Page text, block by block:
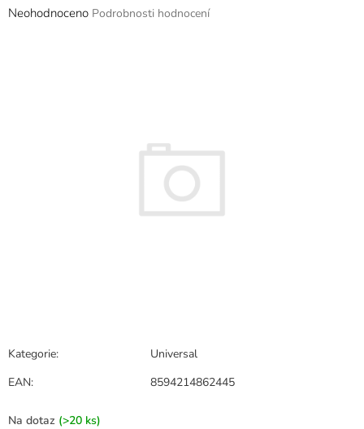
Průměrné
Neohodnoceno Podrobnosti hodnocení
Na dotaz (>20 ks)
Kategorie:
Universal
EAN: 8594214862445